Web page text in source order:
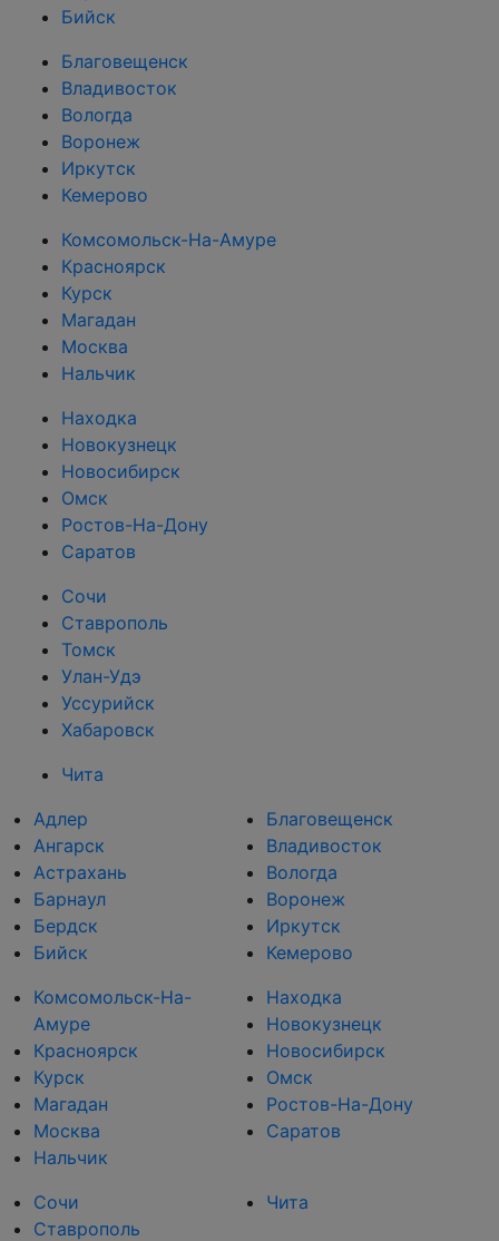
Бийск
Благовещенск
Владивосток
Вологда
Воронеж
Иркутск
Кемерово
Комсомольск-На-Амуре
Красноярск
Курск
Магадан
Москва
Нальчик
Находка
Новокузнецк
Новосибирск
Омск
Ростов-На-Дону
Саратов
Сочи
Ставрополь
Томск
Улан-Удэ
Уссурийск
Хабаровск
Чита
Адлер
Ангарск
Астрахань
Барнаул
Бердск
Бийск
Благовещенск
Владивосток
Вологда
Воронеж
Иркутск
Кемерово
Комсомольск-На-
Амуре
Красноярск
Курск
Магадан
Москва
Нальчик
Находка
Новокузнецк
Новосибирск
Омск
Ростов-На-Дону
Саратов
Сочи
Ставрополь
Чита